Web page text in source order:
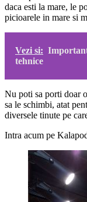
daca esti la mare, le
picioarele in mare si
Vezi si:
tehnice
Nu poti sa porti doar
sa le schimbi, atat
diversele tinute pe
Intra acum pe